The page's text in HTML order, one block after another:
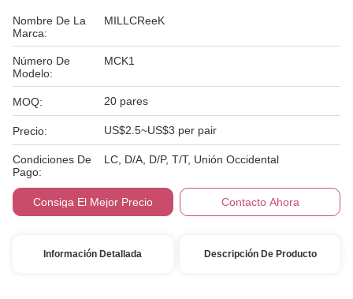
Nombre De La
Marca:
MILLCReeK
Número De
Modelo:
MCK1
MOQ: 20 pares
Precio: US$2.5~US$3 per pair
Condiciones De
Pago:
LC, D/A, D/P, T/T, Unión Occidental
Consiga El Mejor Precio Contacto Ahora
Información Detallada Descripción De Producto